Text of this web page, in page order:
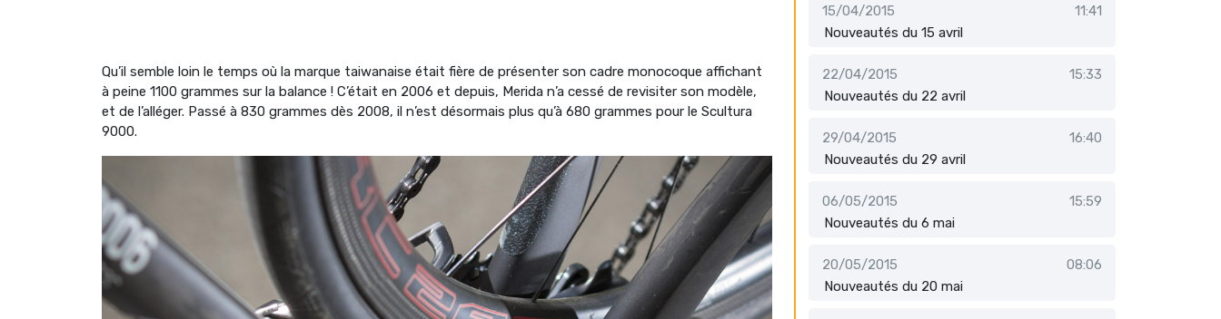
Qu’il semble loin le temps où la marque taiwanaise était fière de présenter son cadre monocoque affichant
à peine 1100 grammes sur la balance ! C’était en 2006 et depuis, Merida n’a cessé de revisiter son modèle,
et de l’alléger. Passé à 830 grammes dès 2008, il n’est désormais plus qu’à 680 grammes pour le Scultura
9000.
15/04/2015
11:41
Nouveautés du 15 avril
22/04/2015
15:33
Nouveautés du 22 avril
29/04/2015
16:40
Nouveautés du 29 avril
06/05/2015
15:59
Nouveautés du 6 mai
20/05/2015
08:06
Nouveautés du 20 mai